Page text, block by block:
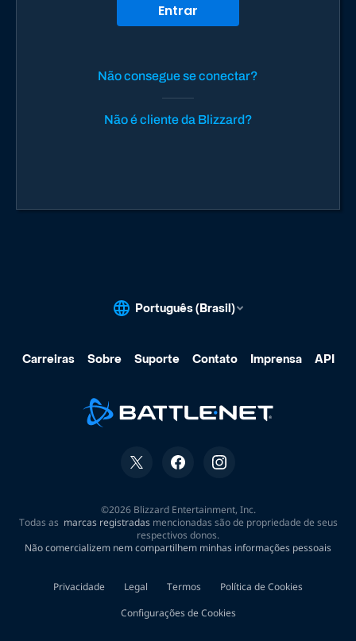
Entrar
Não consegue se conectar?
Não é cliente da Blizzard?